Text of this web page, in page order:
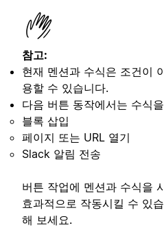
참고:
현재 멘션과 수식은 조건이
용할 수 있습니다.
다음 버튼 동작에서는 수식
블록 삽입
페이지 또는 URL 열기
Slack 알림 전송
버튼 작업에 멘션과 수식을
효과적으로 작동시킬 수 있
해 보세요.